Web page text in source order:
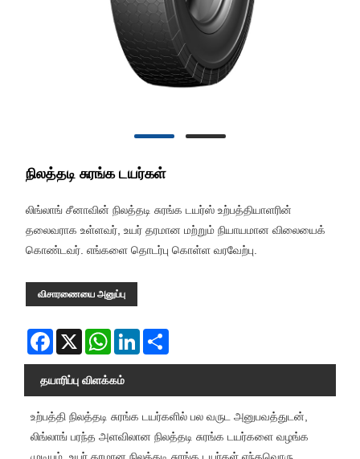
நிலத்தடி சுரங்க டயர்கள்
லிங்லாங் சீனாவின் நிலத்தடி சுரங்க டயர்ஸ் உற்பத்தியாளரின்
தலைவராக உள்ளவர், உயர் தரமான மற்றும் நியாயமான விலையைக்
கொண்டவர். எங்களை தொடர்பு கொள்ள வரவேற்பு.
விசாரணையை அனுப்பு
Facebook
X WhatsApp
LinkedIn
தயாரிப்பு விளக்கம்
உற்பத்தி நிலத்தடி சுரங்க டயர்களில் பல வருட அனுபவத்துடன்,
லிங்லாங் பரந்த அளவிலான நிலத்தடி சுரங்க டயர்களை வழங்க